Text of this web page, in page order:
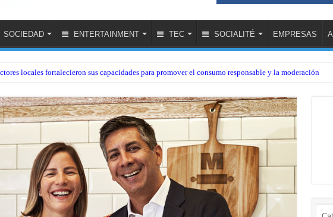
SOCIEDAD ENTERTAINMENT TEC SOCIALITÉ EMPRESAS
locales fortalecieron sus capacidades para promover el consumo responsable y la moderación